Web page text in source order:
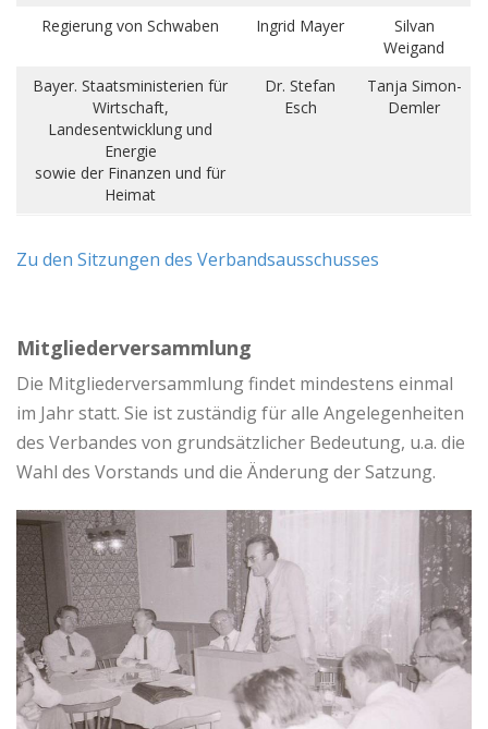
Regierung von Schwaben Ingrid Mayer
Silvan
Weigand
Bayer. Staatsministerien für
Wirtschaft,
Landesentwicklung und
Energie
sowie der Finanzen und für
Heimat
Dr. Stefan
Esch
Tanja Simon-
Demler
Zu den Sitzungen des Verbandsausschusses
Mitgliederversammlung
Die Mitgliederversammlung findet mindestens einmal
im Jahr statt. Sie ist zuständig für alle Angelegenheiten
des Verbandes von grundsätzlicher Bedeutung, u.a. die
Wahl des Vorstands und die Änderung der Satzung.